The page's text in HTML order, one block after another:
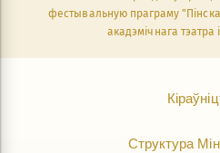
фестывальную праграму
акадэмічнага тэатра
Структура